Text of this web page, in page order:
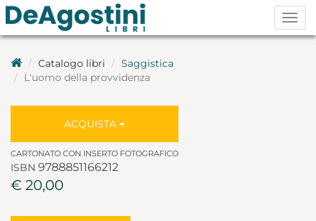
Catalogo libri
Saggistica
L'uomo della provvidenza
ACQUISTA
CARTONATO CON INSERTO FOTOGRAFICO
ISBN 9788851166212
€ 20,00